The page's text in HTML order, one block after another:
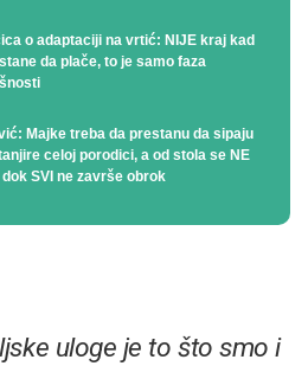
o adaptaciji na vrtić: NIJE kraj kad
da plače, to je samo faza
Majke treba da prestanu da sipaju
celoj porodici, a od stola se NE
dok SVI ne završe obrok
uloge je to što smo i